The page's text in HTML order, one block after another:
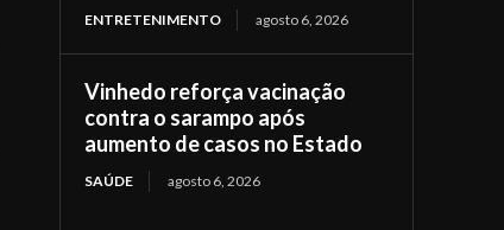
ENTRETENIMENTO agosto 6, 2026
Vinhedo reforça vacinação
contra o sarampo após
aumento de casos no Estado
SAÚDE agosto 6, 2026